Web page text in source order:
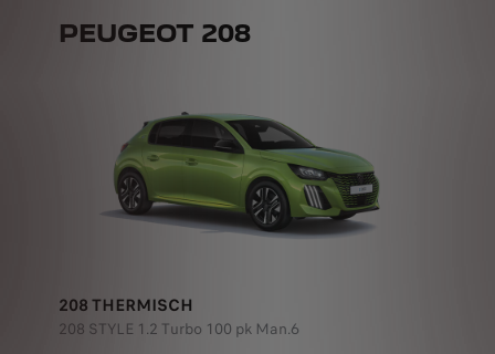
PEUGEOT 208
208 THERMISCH
208 STYLE 1.2 Turbo 100 pk Man.6